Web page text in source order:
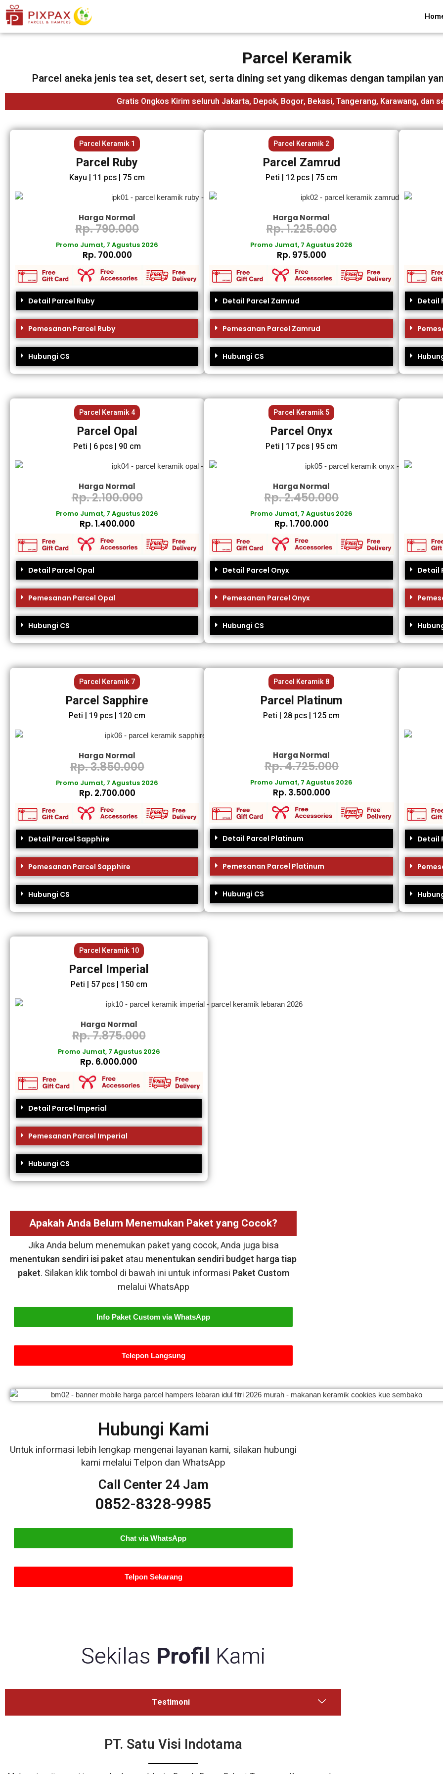
Parcel Keramik
Parcel aneka jenis tea set, desert set, serta dining set yang dikemas dengan tampilan
Gratis Ongkos Kirim seluruh Jakarta, Depok, Bogor, Bekasi, Tangerang, Karawang, dan
Parcel Keramik 1
Parcel Ruby
Kayu | 11 pcs | 75 cm
Harga Normal
Rp. 790.000
Promo Jumat, 7 Agustus 2026
Rp. 700.000
Detail Parcel Ruby
Pemesanan Parcel Ruby
Hubungi CS
Parcel Keramik 2
Parcel Zamrud
Peti | 12 pcs | 75 cm
Harga Normal
Rp. 1.225.000
Promo Jumat, 7 Agustus 2026
Rp. 975.000
Detail Parcel Zamrud
Pemesanan Parcel Zamrud
Hubungi CS
Detail
Parcel Keramik 4
Parcel Opal
Peti | 6 pcs | 90 cm
Harga Normal
Rp. 2.100.000
Promo Jumat, 7 Agustus 2026
Rp. 1.400.000
Detail Parcel Opal
Pemesanan Parcel Opal
Hubungi CS
Parcel Keramik 5
Parcel Onyx
Peti | 17 pcs | 95 cm
Harga Normal
Rp. 2.450.000
Promo Jumat, 7 Agustus 2026
Rp. 1.700.000
Detail Parcel Onyx
Pemesanan Parcel Onyx
Hubungi CS
Detail
Parcel Keramik 7
Parcel Sapphire
Peti | 19 pcs | 120 cm
Harga Normal
Rp. 3.850.000
Promo Jumat, 7 Agustus 2026
Rp. 2.700.000
Detail Parcel Sapphire
Pemesanan Parcel Sapphire
Hubungi CS
Parcel Keramik 8
Parcel Platinum
Peti | 28 pcs | 125 cm
Harga Normal
Rp. 4.725.000
Promo Jumat, 7 Agustus 2026
Rp. 3.500.000
Detail Parcel Platinum
Pemesanan Parcel Platinum
Hubungi CS
Detail
Parcel Keramik 10
Parcel Imperial
Peti | 57 pcs | 150 cm
Harga Normal
Rp. 7.875.000
Promo Jumat, 7 Agustus 2026
Rp. 6.000.000
Detail Parcel Imperial
Pemesanan Parcel Imperial
Hubungi CS
Apakah Anda Belum Menemukan Paket yang Cocok?
Jika Anda belum menemukan paket yang cocok, Anda juga bisa
menentukan sendiri isi paket atau menentukan sendiri budget harga tiap
paket. Silakan klik tombol di bawah ini untuk informasi Paket Custom
melalui WhatsApp
Info Paket Custom via WhatsApp
Telepon Langsung
Hubungi Kami
Untuk informasi lebih lengkap mengenai layanan kami, silakan hubungi
kami melalui Telpon dan WhatsApp
Call Center 24 Jam
0852-8328-9985
Chat via WhatsApp
Telpon Sekarang
Sekilas Profil Kami
Testimoni
PT. Satu Visi Indotama